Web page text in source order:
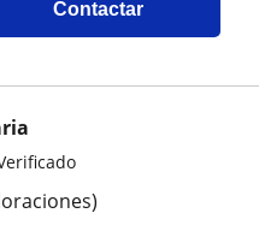
Contactar